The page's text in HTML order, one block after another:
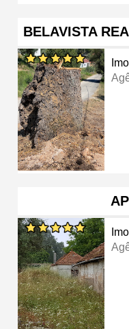
BELAVISTA